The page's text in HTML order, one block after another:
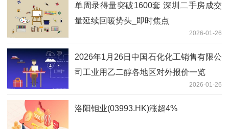
单周录得量突破1600套 深圳二手房成交
量延续回暖势头_即时焦点
2026-01-26
2026年1月26日中国石化化工销售有限公
司工业用乙二醇各地区对外报价一览
2026-01-26
洛阳钼业(03993.HK)涨超4%